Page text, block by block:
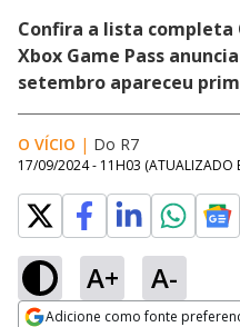
Confira a lista completa
Xbox Game Pass
setembro apareceu
O VÍCIO | Do R7
17/09/2024 - 11H03 (ATUALIZADO
A+ A-
Adicione como fonte